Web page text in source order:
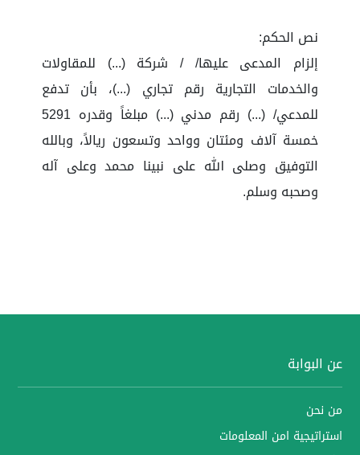
نص الحكم:
إلزام المدعى عليها/ / شركة (...) للمقاولات
والخدمات التجارية رقم تجاري (...)، بأن تدفع
للمدعي/ (...) رقم مدني (...) مبلغاً وقدره 5291
خمسة آلاف ومئتان وواحد وتسعون ريالاً، وبالله
التوفيق وصلى الله على نبينا محمد وعلى آله
وصحبه وسلم.
عن البوابة
من نحن
استراتيجية امن المعلومات